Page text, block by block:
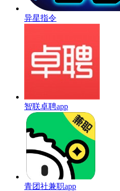
异星指令
智联卓聘app
青团社兼职app